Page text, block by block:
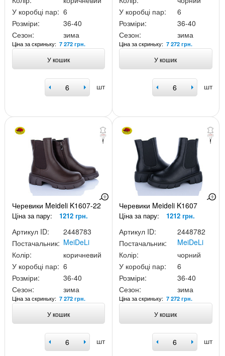
У коробці пар: 6
Розміри:
36-40
Сезон:
зима
Ціна за скриньку: 7 272 грн.
У кошик
шт
У коробці пар:
6
Розміри:
36-40
Сезон:
зима
Ціна за скриньку:7 272 грн.
У кошик
шт
Черевики Meideli K1607-22
Ціна за пару: 1212 грн.
Артикул ID:
2448783
Постачальник: MeiDeLi
Колір:
коричневий
У коробці пар: 6
Розміри:
36-40
Сезон:
зима
Ціна за скриньку: 7 272 грн.
У кошик
шт
Черевики Meideli K1607
Ціна за пару: 1212 грн.
Артикул ID:
2448782
Постачальник:
MeiDeLi
Колір:
чорний
У коробці пар:
6
Розміри:
36-40
Сезон:
зима
Ціна за скриньку:7 272 грн.
У кошик
шт